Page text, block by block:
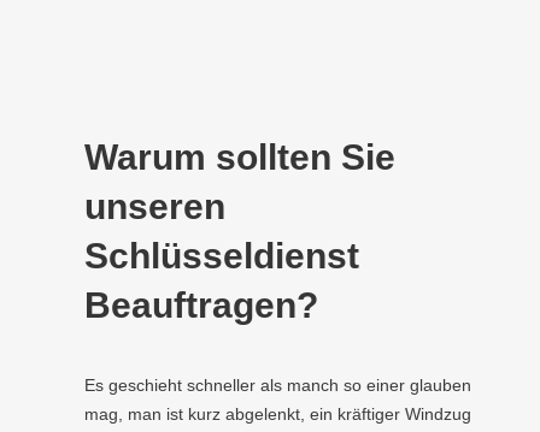
Warum sollten Sie
unseren
Schlüsseldienst
Beauftragen?
Es geschieht schneller als manch so einer glauben
mag, man ist kurz abgelenkt, ein kräftiger Windzug